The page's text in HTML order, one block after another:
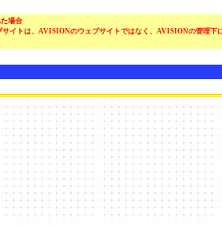
場合
サイトは、AVISIONのウェブサイトではなく、AVISIONの管理下